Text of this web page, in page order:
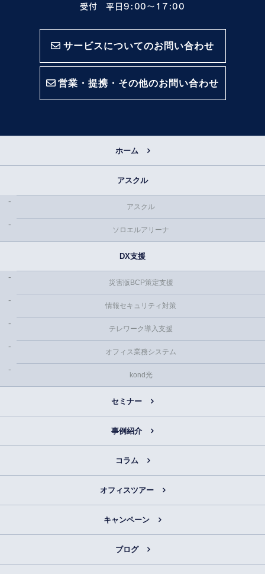
受付 平日9:00〜17:00
サービスについてのお問い合わせ
営業・提携・その他のお問い合わせ
ホーム
アスクル
アスクル
ソロエルアリーナ
DX支援
災害版BCP策定支援
情報セキュリティ対策
テレワーク導入支援
オフィス業務システム
kond光
セミナー
事例紹介
コラム
オフィスツアー
キャンペーン
ブログ